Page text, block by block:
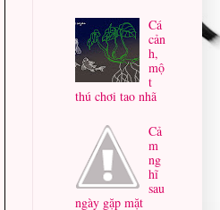
Cá
cản
h,
mộ
t
thú chơi tao nhã
Cả
m
ng
hĩ
sau
ngày gặp mặt